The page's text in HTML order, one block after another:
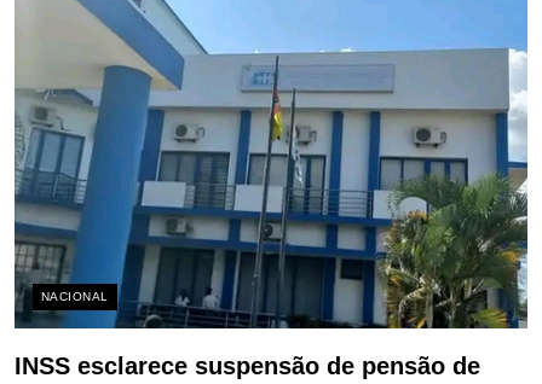
NACIONAL
INSS esclarece suspensão de pensão de